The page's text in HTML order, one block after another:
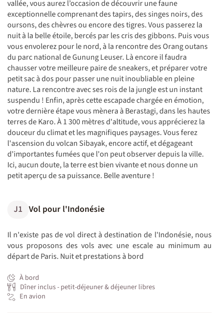
vallée, vous aurez l’occasion de découvrir une faune
exceptionnelle comprenant des tapirs, des singes noirs, des
oursons, des chèvres ou encore des tigres. Vous passerez la
nuit à la belle étoile, bercés par les cris des gibbons. Puis vous
vous envolerez pour le nord, à la rencontre des Orang outans
du parc national de Gunung Leuser. Là encore il faudra
chausser votre meilleure paire de sneakers, et préparer votre
petit sac à dos pour passer une nuit inoubliable en pleine
nature. La rencontre avec ses rois de la jungle est un instant
suspendu ! Enfin, après cette escapade chargée en émotion,
votre dernière étape vous mènera à Berastagi, dans les hautes
terres de Karo. À 1 300 mètres d'altitude, vous apprécierez la
douceur du climat et les magnifiques paysages. Vous ferez
l'ascension du volcan Sibayak, encore actif, et dégageant
d'importantes fumées que l'on peut observer depuis la ville.
Ici, aucun doute, la terre est bien vivante et nous donne un
petit aperçu de sa puissance. Belle aventure !
J1 Vol pour l'Indonésie
Il n'existe pas de vol direct à destination de l'Indonésie, nous
vous proposons des vols avec une escale au minimum au
départ de Paris. Nuit et prestations à bord
À bord
Dîner inclus - petit-déjeuner & déjeuner libres
En avion